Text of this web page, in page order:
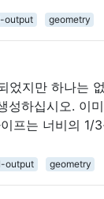
output geometry
었지만 하나는
하십시오. 이
프는 너비의 1/
output geometry